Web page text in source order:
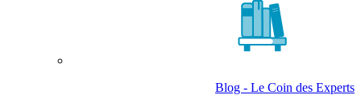
Blog - Le Coin des Experts